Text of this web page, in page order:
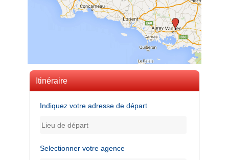
Itinéraire
Indiquez votre adresse de départ
Selectionner votre agence